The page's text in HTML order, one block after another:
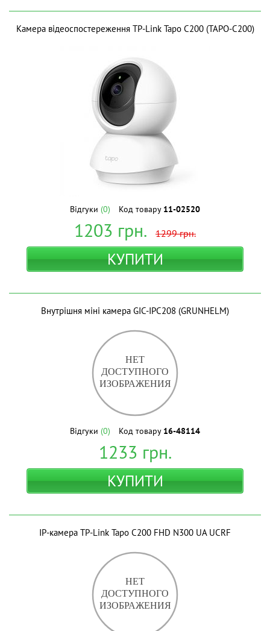
Камера відеоспостереження TP-Link Tapo C200 (TAPO-C200)
Відгуки (0) Код товару 11-02520
1203 грн. 1299грн.
КУПИТИ
Внутрішня міні камера GIC-IPC208 (GRUNHELM)
Відгуки (0) Код товару 16-48114
1233 грн.
КУПИТИ
IP-камера TP-Link Tapo C200 FHD N300 UA UCRF